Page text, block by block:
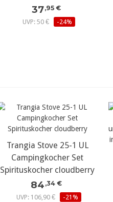
37,95 €
UVP: 50 €
-24%
Trangia Stove 25-1 UL
Campingkocher Set
Spirituskocher cloudberry
84 ,34 €
UVP: 106,90 €
-21%